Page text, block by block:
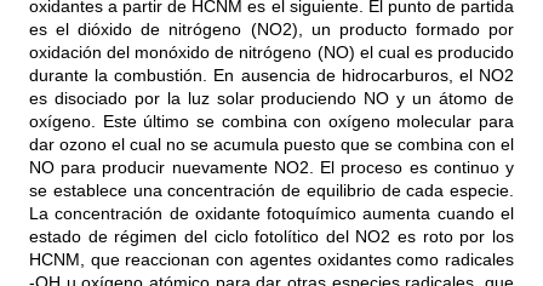
oxidantes a partir de HCNM es el siguiente. El punto de partida
es el dióxido de nitrógeno (NO2), un producto formado por
oxidación del monóxido de nitrógeno (NO) el cual es producido
durante la combustión. En ausencia de hidrocarburos, el NO2
es disociado por la luz solar produciendo NO y un átomo de
oxígeno. Este último se combina con oxígeno molecular para
dar ozono el cual no se acumula puesto que se combina con el
NO para producir nuevamente NO2. El proceso es continuo y
se establece una concentración de equilibrio de cada especie.
La concentración de oxidante fotoquímico aumenta cuando el
estado de régimen del ciclo fotolítico del NO2 es roto por los
HCNM, que reaccionan con agentes oxidantes como radicales